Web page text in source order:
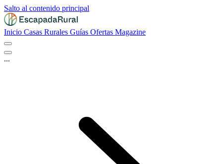
Salto al contenido principal
Inicio Casas Rurales Guías Ofertas Magazine
...